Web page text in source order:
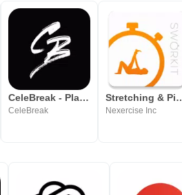
CeleBreak - Play Football
CeleBreak
Stretching &
Nexercise Inc